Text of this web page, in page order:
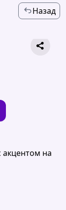
Назад
акцентом на